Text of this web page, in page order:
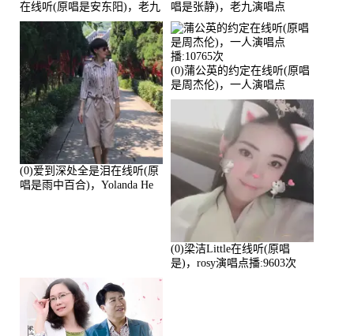
在线听(原唱是安东阳)，老九
演唱点播:17392次
唱是张静)，老九演唱点
播:11453次
(0)爱到深处全是泪在线听(原
唱是雨中百合)，Yolanda He
(0)蒲公英的约定在线听(原唱
是周杰伦)，一人演唱点
播:10765次
(0)梁洁Little在线听(原唱
是)，rosy演唱点播:9603次